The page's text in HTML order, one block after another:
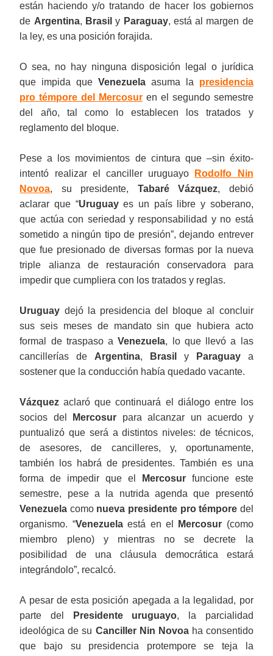
están haciendo y/o tratando de hacer los gobiernos
de Argentina, Brasil y Paraguay, está al margen de
la ley, es una posición forajida.
O sea, no hay ninguna disposición legal o jurídica
que impida que Venezuela asuma la presidencia
pro témpore del Mercosur en el segundo semestre
del año, tal como lo establecen los tratados y
reglamento del bloque.
Pese a los movimientos de cintura que –sin éxito-
intentó realizar el canciller uruguayo
Rodolfo Nin
Novoa, su presidente, Tabaré Vázquez, debió
aclarar que “Uruguayes un país libre y soberano,
que actúa con seriedad y responsabilidad y no está
sometido a ningún tipo de presión”, dejando entrever
que fue presionado de diversas formas por la nueva
triple alianza de restauración conservadora para
impedir que cumpliera con los tratados y reglas.
Uruguay dejó la presidencia del bloque al concluir
sus seis meses de mandato sin que hubiera acto
formal de traspaso aVenezuela, lo que llevó a las
cancillerías de Argentina, Brasil y Paraguaya
sostener que la conducción había quedado vacante.
Vázquez aclaró que continuará el diálogo entre los
socios del
Mercosur para alcanzar un acuerdo y
puntualizó que será a distintos niveles: de técnicos,
de asesores, de cancilleres, y, oportunamente,
también los habrá de presidentes. También es una
forma de impedir que el
Mercosurfuncione este
semestre, pese a la nutrida agenda que presentó
Venezuela como nueva presidente pro témpore del
organismo. “Venezuelaestá en el Mercosur (como
miembro pleno) y mientras no se decrete la
posibilidad de una cláusula democrática estará
integrándolo”, recalcó.
A pesar de esta posición apegada a la legalidad, por
parte del
Presidente uruguayo, la parcialidad
ideológica de su Canciller Nin Novoaha consentido
que bajo su presidencia protempore se teja la